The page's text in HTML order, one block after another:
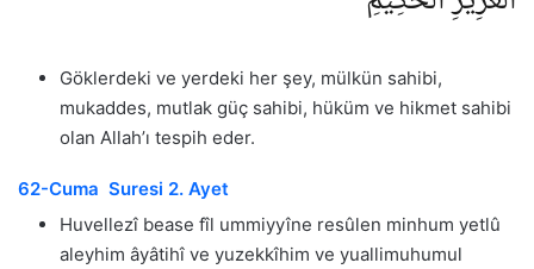
Göklerdeki ve yerdeki her şey, mülkün sahibi,
mukaddes, mutlak güç sahibi, hüküm ve hikmet sahibi
olan Allah’ı tespih eder.
62-Cuma Suresi 2. Ayet
Huvellezî bease fîl ummiyyîne resûlen minhum yetlû
aleyhim âyâtihî ve yuzekkîhim ve yuallimuhumul